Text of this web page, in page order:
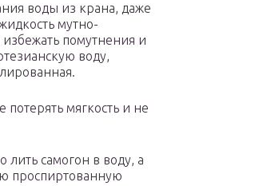
воды из крана, даже
мутно-
избежать помутнения и
воду,
мягкость и не
самогон в воду, а
проспиртованную